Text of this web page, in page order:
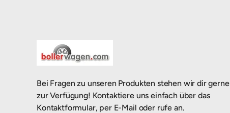
Bei Fragen zu unseren Produkten stehen wir dir gerne
zur Verfügung! Kontaktiere uns einfach über das
Kontaktformular, per E-Mail oder rufe an.